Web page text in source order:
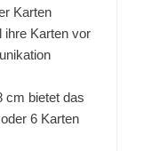
Karten
ihre Karten vor
cm bietet das
6 Karten